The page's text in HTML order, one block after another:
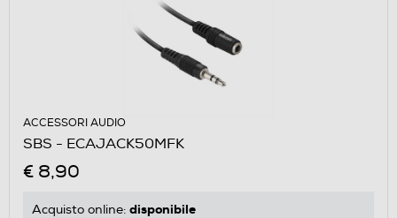
ACCESSORI AUDIO
SBS - ECAJACK50MFK
€ 8,90
Acquisto online: disponibile